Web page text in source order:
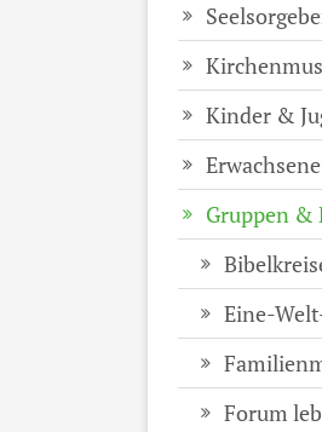
Kinder &
Erwachsene
Gruppen &
Eine-
Forum